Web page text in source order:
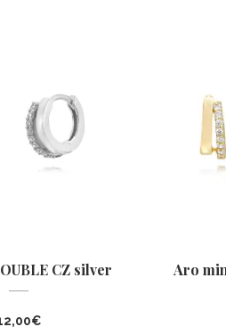
CZ silver
€
Aro